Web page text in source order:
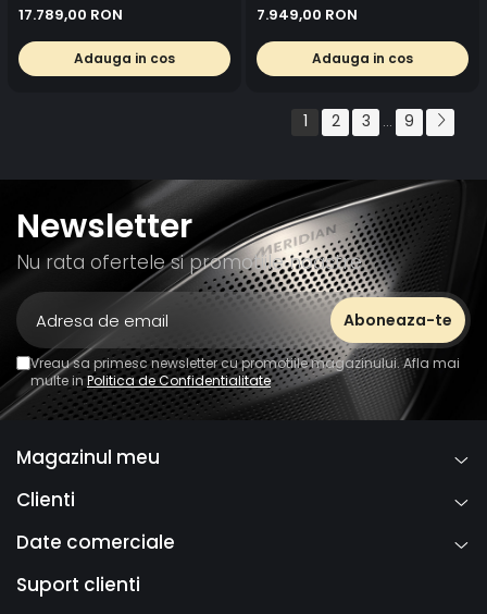
17.789,00 RON
Adauga in cos
7.949,00 RON
Adauga in cos
1 2 3 ... 9
Newsletter
Nu rata ofertele si promotiile noastre
Vreau sa primesc newsletter cu promotiile magazinului. Afla mai
multe inPolitica de Confidentialitate
Magazinul meu
Clienti
Date comerciale
Suport clienti